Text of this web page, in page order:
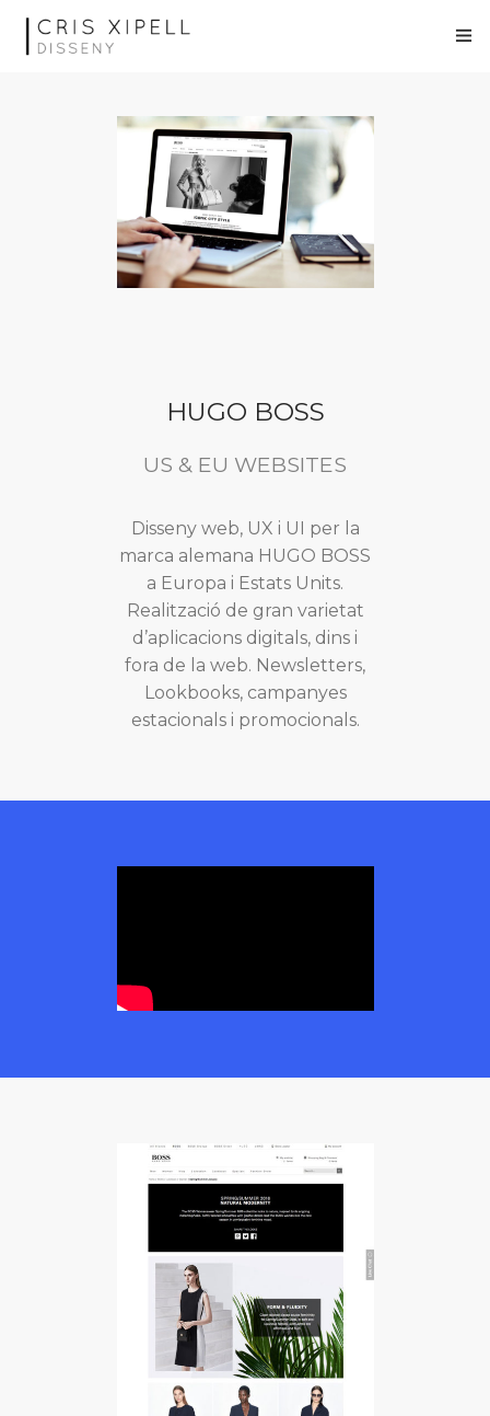
HUGO BOSS
US & EU WEBSITES
Disseny web, UX i UI per la
marca alemana HUGO BOSS
a Europa i Estats Units.
Realització de gran varietat
d’aplicacions digitals, dins i
fora de la web. Newsletters,
Lookbooks, campanyes
estacionals i promocionals.